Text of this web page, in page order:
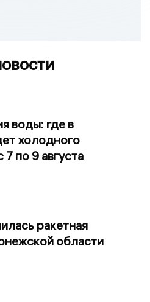
воды: где в
холодного
по 9 августа
ракетная
области